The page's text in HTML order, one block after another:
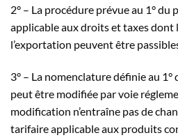
2° – La procédure prévue au 1° du
applicable aux droits et taxes dont
l’exportation peuvent être
3° – La nomenclature définie au 1°
peut être modifiée par voie
modification n’entraîne pas de
tarifaire applicable aux produits